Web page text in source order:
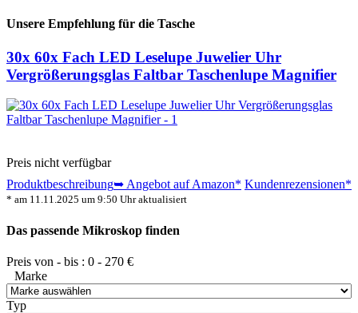
Unsere Empfehlung für die Tasche
30x 60x Fach LED Leselupe Juwelier Uhr
Vergrößerungsglas Faltbar Taschenlupe Magnifier
Preis nicht verfügbar
Produktbeschreibung➥ Angebot auf Amazon* Kundenrezensionen*
* am 11.11.2025 um 9:50 Uhr aktualisiert
Das passende Mikroskop finden
Preis von - bis : 0 - 270 €
Marke
Typ